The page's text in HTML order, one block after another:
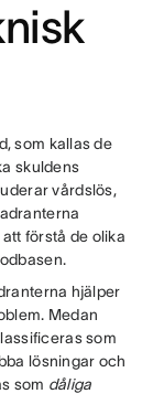
som kallas de
skuldens
vårdslös,
förstå de olika
hjälper
Medan
som
lösningar och
som dåliga